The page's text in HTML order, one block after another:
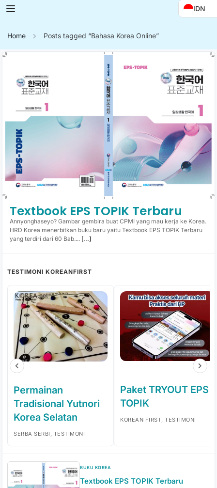
IDN
Home Posts tagged “Bahasa Korea Online”
Textbook EPS TOPIK Terbaru
Annyonghaseyo? Gambar gembira buat CPMI yang mau kerja ke Korea.
HRD Korea menerbitkan buku baru yaitu Textbook EPS TOPIK Terbaru
yang terdiri dari 60 Bab.... [...]
TESTIMONI KOREANFIRST
Permainan
Tradisional Yutnori
Korea Selatan
SERBA SERBI, TESTIMONI
Paket TRYOUT EPS
TOPIK
KOREAN FIRST, TESTIMONI
BUKU KOREA
Textbook EPS TOPIK Terbaru